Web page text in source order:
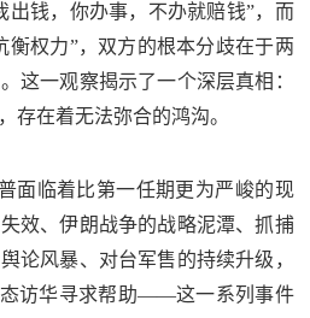
出钱，你办事，不办就赔钱”，而
衡权力”，双方的根本分歧在于两
这一观察揭示了一个深层真相：
存在着无法弥合的鸿沟。
面临着比第一任期更为严峻的现
效、伊朗战争的战略泥潭、抓捕
论风暴、对台军售的持续升级，
态访华寻求帮助——这一系列事件